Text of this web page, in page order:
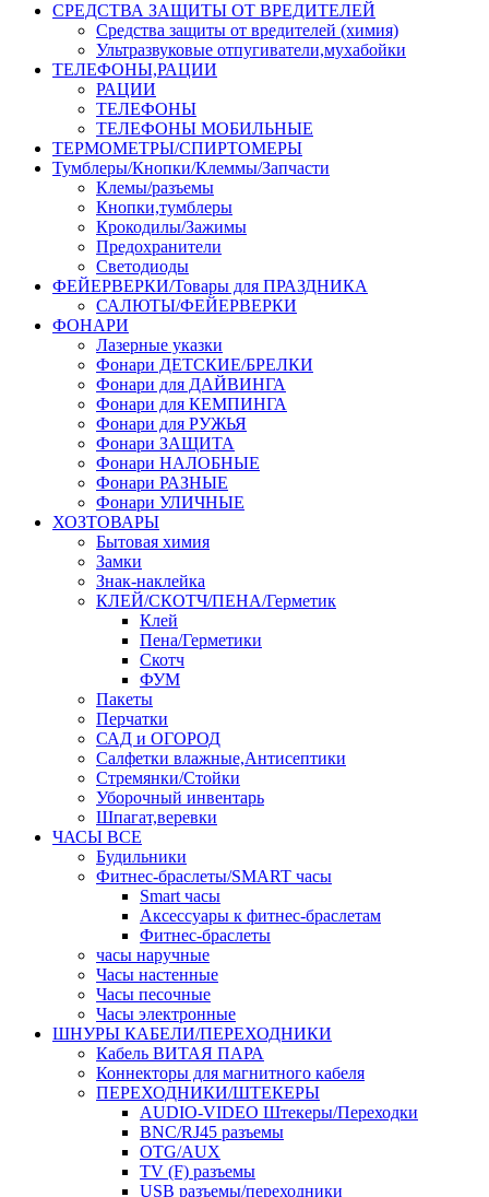
СРЕДСТВА ЗАЩИТЫ ОТ ВРЕДИТЕЛЕЙ
Средства защиты от вредителей (химия)
Ультразвуковые отпугиватели,мухабойки
ТЕЛЕФОНЫ,РАЦИИ
РАЦИИ
ТЕЛЕФОНЫ
ТЕЛЕФОНЫ МОБИЛЬНЫЕ
ТЕРМОМЕТРЫ/СПИРТОМЕРЫ
Тумблеры/Кнопки/Клеммы/Запчасти
Клемы/разъемы
Кнопки,тумблеры
Крокодилы/Зажимы
Предохранители
Светодиоды
ФЕЙЕРВЕРКИ/Товары для ПРАЗДНИКА
САЛЮТЫ/ФЕЙЕРВЕРКИ
ФОНАРИ
Лазерные указки
Фонари ДЕТСКИЕ/БРЕЛКИ
Фонари для ДАЙВИНГА
Фонари для КЕМПИНГА
Фонари для РУЖЬЯ
Фонари ЗАЩИТА
Фонари НАЛОБНЫЕ
Фонари РАЗНЫЕ
Фонари УЛИЧНЫЕ
ХОЗТОВАРЫ
Бытовая химия
Замки
Знак-наклейка
КЛЕЙ/СКОТЧ/ПЕНА/Герметик
Клей
Пена/Герметики
Скотч
ФУМ
Пакеты
Перчатки
САД и ОГОРОД
Салфетки влажные,Антисептики
Стремянки/Стойки
Уборочный инвентарь
Шпагат,веревки
ЧАСЫ ВСЕ
Будильники
Фитнес-браслеты/SMART часы
Smart часы
Аксессуары к фитнес-браслетам
Фитнес-браслеты
часы наручные
Часы настенные
Часы песочные
Часы электронные
ШНУРЫ КАБЕЛИ/ПЕРЕХОДНИКИ
Кабель ВИТАЯ ПАРА
Коннекторы для магнитного кабеля
ПЕРЕХОДНИКИ/ШТЕКЕРЫ
AUDIO-VIDEO Штекеры/Переходки
BNC/RJ45 разъемы
OTG/AUX
TV (F) разъемы
USB разъемы/переходники